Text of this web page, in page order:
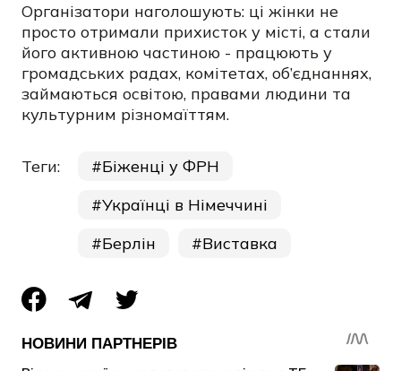
Організатори наголошують: ці жінки не
просто отримали прихисток у місті, а стали
його активною частиною - працюють у
громадських радах, комітетах, об’єднаннях,
займаються освітою, правами людини та
культурним різномаїттям.
Теги:
Біженці у ФРН
Українці в Німеччині
Берлін
Виставка